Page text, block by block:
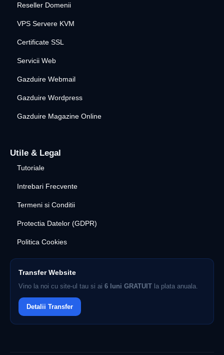
Reseller Domenii
VPS Servere KVM
Certificate SSL
Servicii Web
Gazduire Webmail
Gazduire Wordpress
Gazduire Magazine Online
Utile & Legal
Tutoriale
Intrebari Frecvente
Termeni si Conditii
Protectia Datelor (GDPR)
Politica Cookies
Transfer Website
Vino la noi cu site-ul tau si ai 6 luni GRATUIT la plata anuala.
Detalii Transfer